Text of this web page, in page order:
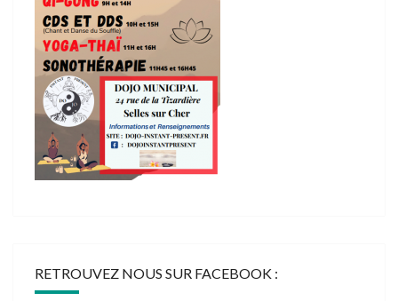
RETROUVEZ NOUS SUR FACEBOOK :